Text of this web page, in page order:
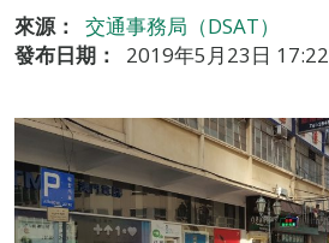
來源：
交通事務局（DSAT）
發布日期：
2019年5月23日 17:22